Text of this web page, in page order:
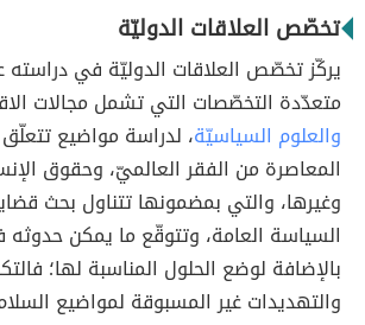
تخصّص العلاقات الدوليّة
يركّز تخصّص العلاقات الدوليّة في دراسته
متعدّدة التخصّصات التي تشمل مجالات
والعلوم السياسيّة، لدراسة مواضيع تتعلّق
المعاصرة من الفقر العالميّ، وحقوق
وغيرها، والتي بمضمونها تتناول بحث
السياسة العامة، وتتوقّع ما يمكن
بالإضافة لوضع الحلول المناسبة لها؛
والتهديدات غير المسبوقة لمواضيع